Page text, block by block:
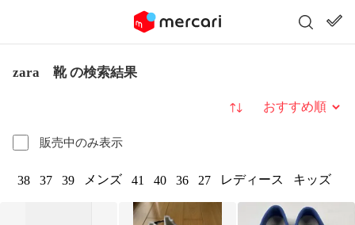
zara 靴 の検索結果
販売中のみ表示
並び替え
38 37 39 メンズ 41 40 36 27 レディース キッズ